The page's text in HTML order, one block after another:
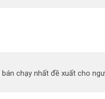
chạy nhất đề xuất cho